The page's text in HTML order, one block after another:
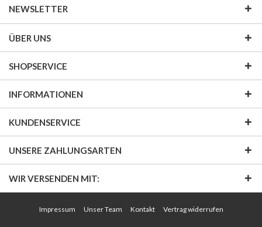
NEWSLETTER
ÜBER UNS
SHOPSERVICE
INFORMATIONEN
KUNDENSERVICE
UNSERE ZAHLUNGSARTEN
WIR VERSENDEN MIT:
Impressum Unser Team Kontakt Vertrag widerrufen